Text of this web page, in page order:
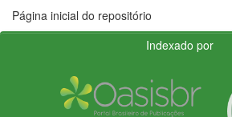
Página inicial do repositório
Indexado por